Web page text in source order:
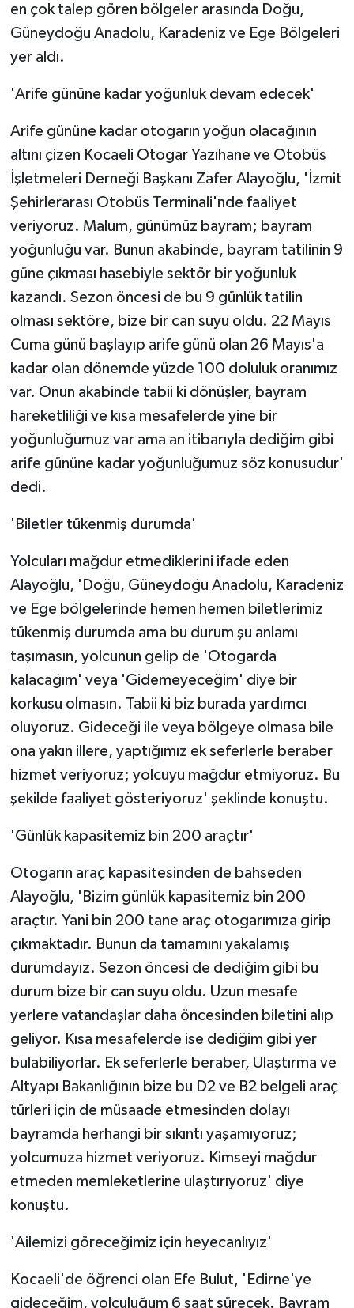
en çok talep gören bölgeler arasında Doğu,
Güneydoğu Anadolu, Karadeniz ve Ege Bölgeleri
yer aldı.
'Arife gününe kadar yoğunluk devam edecek'
Arife gününe kadar otogarın yoğun olacağının
altını çizen Kocaeli Otogar Yazıhane ve Otobüs
İşletmeleri Derneği Başkanı Zafer Alayoğlu, 'İzmit
Şehirlerarası Otobüs Terminali'nde faaliyet
veriyoruz. Malum, günümüz bayram; bayram
yoğunluğu var. Bunun akabinde, bayram tatilinin 9
güne çıkması hasebiyle sektör bir yoğunluk
kazandı. Sezon öncesi de bu 9 günlük tatilin
olması sektöre, bize bir can suyu oldu. 22 Mayıs
Cuma günü başlayıp arife günü olan 26 Mayıs'a
kadar olan dönemde yüzde 100 doluluk oranımız
var. Onun akabinde tabii ki dönüşler, bayram
hareketliliği ve kısa mesafelerde yine bir
yoğunluğumuz var ama an itibarıyla dediğim gibi
arife gününe kadar yoğunluğumuz söz konusudur'
dedi.
'Biletler tükenmiş durumda'
Yolcuları mağdur etmediklerini ifade eden
Alayoğlu, 'Doğu, Güneydoğu Anadolu, Karadeniz
ve Ege bölgelerinde hemen hemen biletlerimiz
tükenmiş durumda ama bu durum şu anlamı
taşımasın, yolcunun gelip de 'Otogarda
kalacağım' veya 'Gidemeyeceğim' diye bir
korkusu olmasın. Tabii ki biz burada yardımcı
oluyoruz. Gideceği ile veya bölgeye olmasa bile
ona yakın illere, yaptığımız ek seferlerle beraber
hizmet veriyoruz; yolcuyu mağdur etmiyoruz. Bu
şekilde faaliyet gösteriyoruz' şeklinde konuştu.
'Günlük kapasitemiz bin 200 araçtır'
Otogarın araç kapasitesinden de bahseden
Alayoğlu, 'Bizim günlük kapasitemiz bin 200
araçtır. Yani bin 200 tane araç otogarımıza girip
çıkmaktadır. Bunun da tamamını yakalamış
durumdayız. Sezon öncesi de dediğim gibi bu
durum bize bir can suyu oldu. Uzun mesafe
yerlere vatandaşlar daha öncesinden biletini alıp
geliyor. Kısa mesafelerde ise dediğim gibi yer
bulabiliyorlar. Ek seferlerle beraber, Ulaştırma ve
Altyapı Bakanlığının bize bu D2 ve B2 belgeli araç
türleri için de müsaade etmesinden dolayı
bayramda herhangi bir sıkıntı yaşamıyoruz;
yolcumuza hizmet veriyoruz. Kimseyi mağdur
etmeden memleketlerine ulaştırıyoruz' diye
konuştu.
'Ailemizi göreceğimiz için heyecanlıyız'
Kocaeli'de öğrenci olan Efe Bulut, 'Edirne'ye
gideceğim, yolculuğum 6 saat sürecek. Bayram